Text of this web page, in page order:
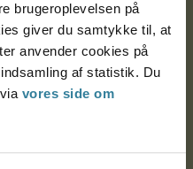
brugeroplevelsen på
giver du samtykke til, at
anvender cookies på
af statistik. Du
vores side om